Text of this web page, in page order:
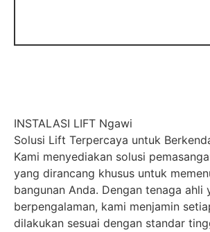
INSTALASI LIFT Ngawi
Solusi Lift Terpercaya untuk
Kami menyediakan solusi
yang dirancang khusus untuk
bangunan Anda. Dengan tenaga ahli
berpengalaman, kami menjamin
dilakukan sesuai dengan standar